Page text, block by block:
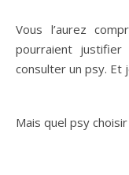
Vous l’aurez
pourraient justifier
consulter un psy. Et
Mais quel psy